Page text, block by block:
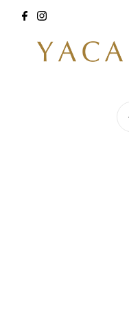
Ir directamente al